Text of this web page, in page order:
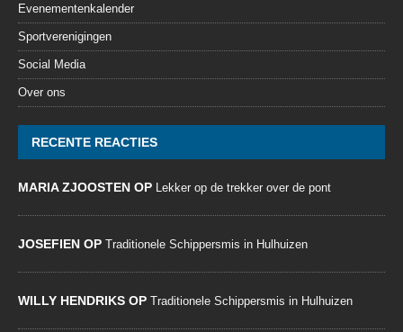
Evenementenkalender
Sportverenigingen
Social Media
Over ons
RECENTE REACTIES
MARIA ZJOOSTEN OP Lekker op de trekker over de pont
JOSEFIEN OP Traditionele Schippersmis in Hulhuizen
WILLY HENDRIKS OP Traditionele Schippersmis in Hulhuizen